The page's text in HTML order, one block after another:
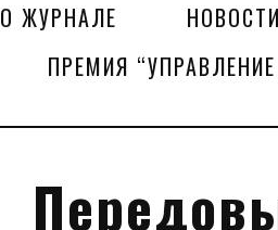
О ЖУРНАЛЕ НОВОСТИ
ПРЕМИЯ